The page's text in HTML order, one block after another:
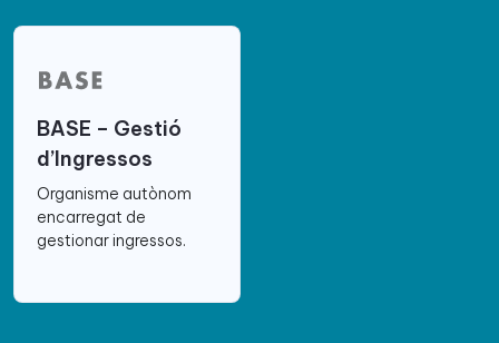
BASE – Gestió
d’Ingressos
Organisme autònom
encarregat de
gestionar ingressos.